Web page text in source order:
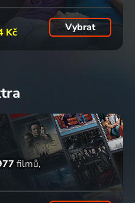
Kč Vybrat
filmů